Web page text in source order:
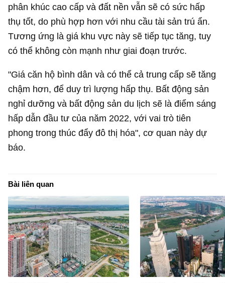
phân khúc cao cấp và đất nền vẫn sẽ có sức hấp
thụ tốt, do phù hợp hơn với nhu cầu tài sản trú ẩn.
Tương ứng là giá khu vực này sẽ tiếp tục tăng, tuy
có thể không còn mạnh như giai đoạn trước.
"Giá căn hộ bình dân và có thể cả trung cấp sẽ tăng
chậm hơn, để duy trì lượng hấp thụ. Bất động sản
nghỉ dưỡng và bất động sản du lịch sẽ là điểm sáng
hấp dẫn đầu tư của năm 2022, với vai trò tiên
phong trong thúc đẩy đô thị hóa", cơ quan này dự
báo.
Bài liên quan